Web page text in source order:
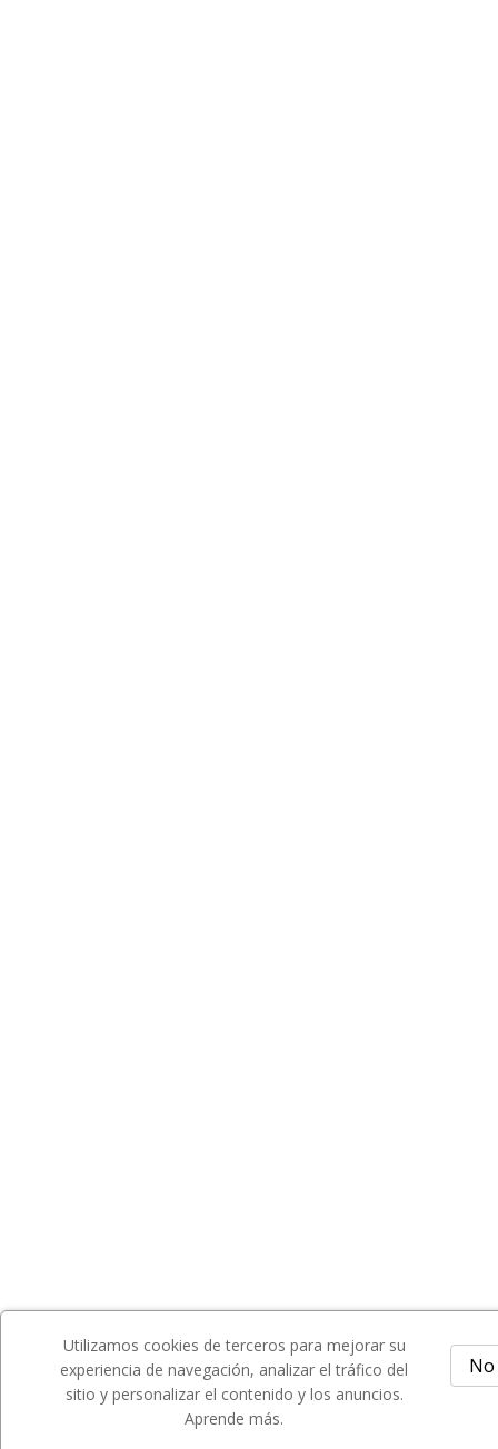
Utilizamos cookies de terceros para mejorar su
experiencia de navegación, analizar el tráfico del
sitio y personalizar el contenido y los anuncios.
Aprende más.